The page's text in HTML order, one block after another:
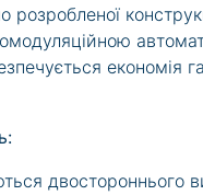
розробленої
економія
двостороннього